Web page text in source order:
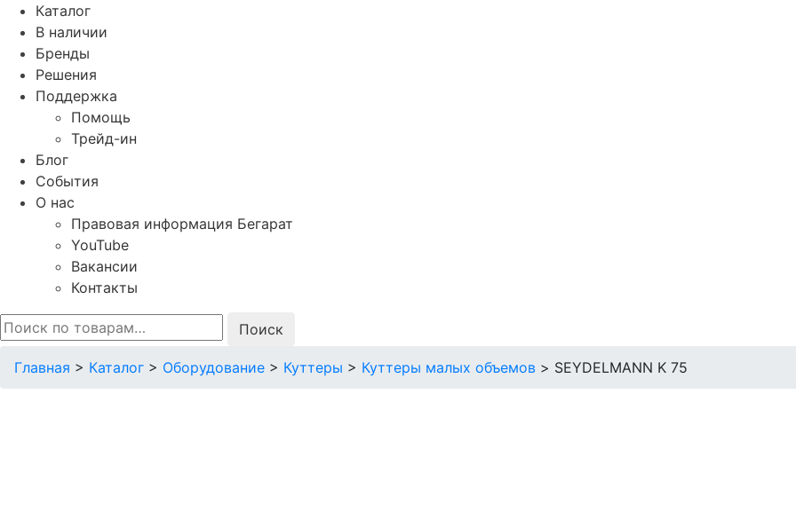
Каталог
В наличии
Бренды
Решения
Поддержка
Помощь
Трейд-ин
Блог
События
О нас
Правовая информация Бегарат
YouTube
Вакансии
Контакты
Искать:
Главная > Каталог > Оборудование > Куттеры > Куттеры малых объемов > SEYDELMANN K 75